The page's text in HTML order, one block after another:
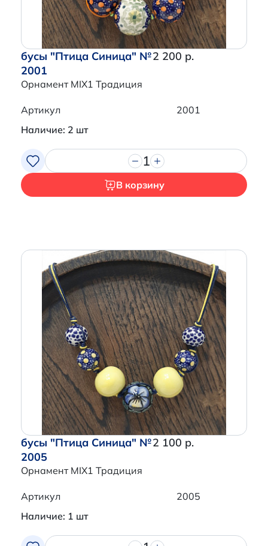
бусы "Птица Синица" №
2001
Орнамент MIX1 Традиция
2 200 р.
Артикул
2001
Наличие: 2 шт
1
В корзину
бусы "Птица Синица" №
2005
Орнамент MIX1 Традиция
2 100 р.
Артикул
2005
Наличие: 1 шт